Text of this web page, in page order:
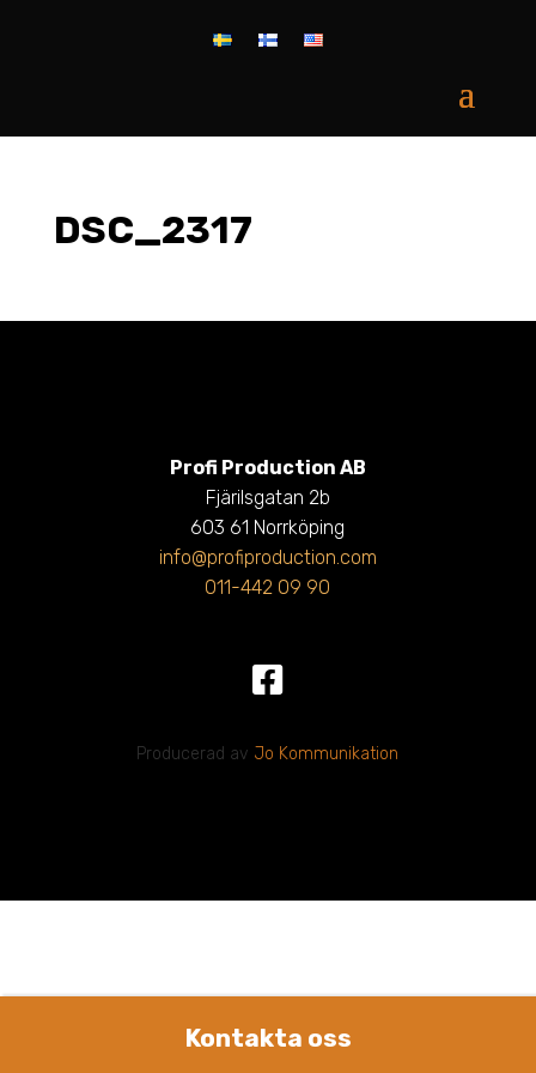
DSC_2317
Profi Production AB
Fjärilsgatan 2b
603 61 Norrköping
info@profiproduction.com
011-442 09 90
Producerad av Jo Kommunikation
Kontakta oss